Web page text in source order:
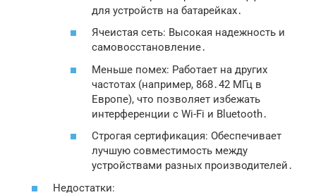
для устройств на батарейках․
Ячеистая сеть: Высокая надежность и
самовосстановление․
Меньше помех: Работает на других
частотах (например, 868․42 МГц в
Европе), что позволяет избежать
интерференции с Wi-Fi и Bluetooth․
Строгая сертификация: Обеспечивает
лучшую совместимость между
устройствами разных производителей․
Недостатки: